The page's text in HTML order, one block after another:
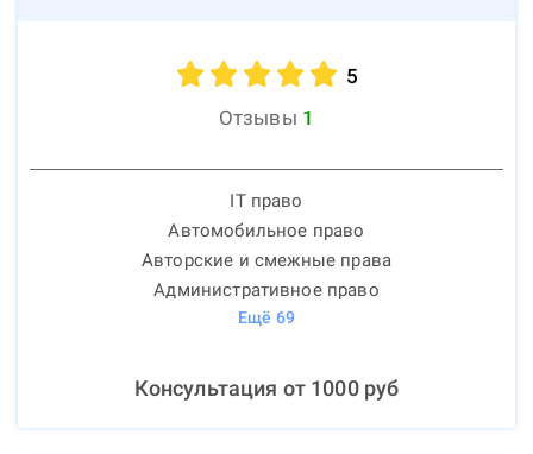
5
Отзывы 1
IT право
Автомобильное право
Авторские и смежные права
Административное право
Ещё 69
Консультация от 1000руб